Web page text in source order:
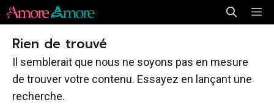
Aller
au
contenu
Rien de trouvé
Il semblerait que nous ne soyons pas en mesure
de trouver votre contenu. Essayez en lançant une
recherche.